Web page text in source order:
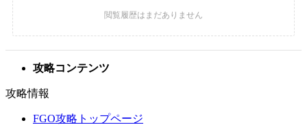
攻略コンテンツ
攻略情報
FGO攻略トップページ